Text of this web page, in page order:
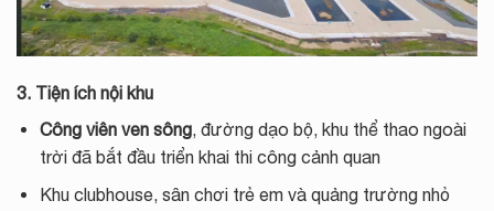
3. Tiện ích nội khu
Công viên ven sông, đường dạo bộ, khu thể thao ngoài
trời đã bắt đầu triển khai thi công cảnh quan
Khu clubhouse, sân chơi trẻ em và quảng trường nhỏ